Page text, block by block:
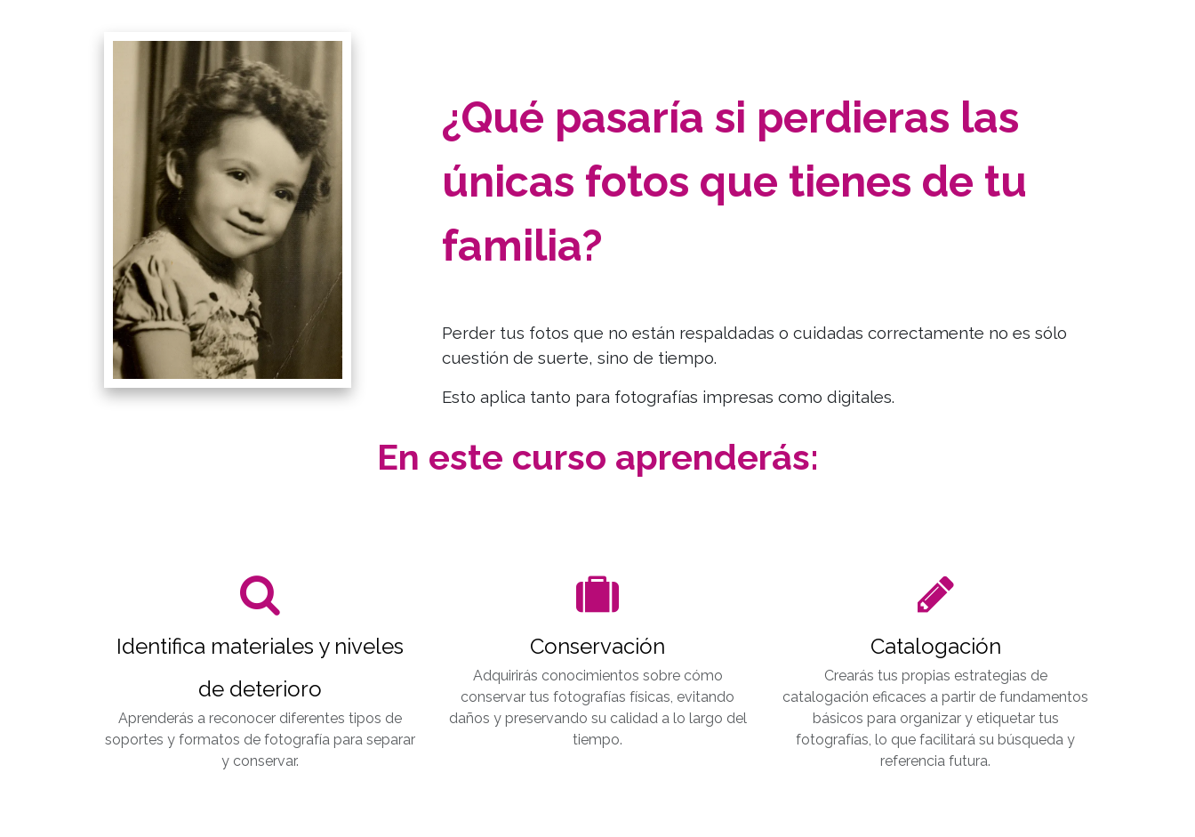
¿Qué pasaría si perdieras las
únicas fotos que tienes de tu
familia?
Perder tus fotos que no están respaldadas o cuidadas correctamente no es sólo
cuestión de suerte, sino de tiempo.
Esto aplica tanto para fotografías impresas como digitales.
En este curso aprenderás:
Identifica materiales y niveles
de deterioro
Aprenderás a reconocer diferentes tipos de
soportes y formatos de fotografía para separar
y conservar.
Conservación
Adquirirás conocimientos sobre cómo
conservar tus fotografías físicas, evitando
daños y preservando su calidad a lo largo del
tiempo.
Catalogación
Crearás tus propias estrategias de
catalogación eficaces a partir de fundamentos
básicos para organizar y etiquetar tus
fotografías, lo que facilitará su búsqueda y
referencia futura.